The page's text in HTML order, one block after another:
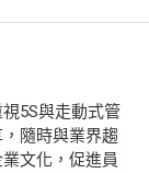
5S與走動式管
隨時與業界趨
文化，促進員